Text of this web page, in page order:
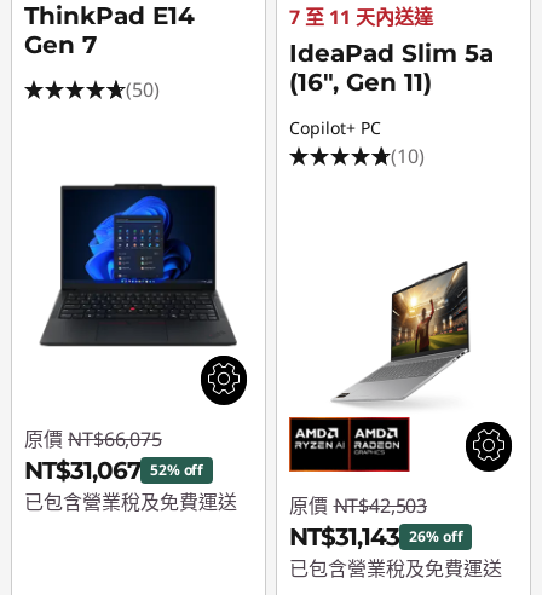
ThinkPad E14
Gen 7
(50)
原價 NT$66,075
NT$31,067 52% off
已包含營業稅及免費運送
7 至 11 天內送達
IdeaPad Slim 5a
(16", Gen 11)
Copilot+ PC
(10)
原價 NT$42,503
NT$31,143 26% off
已包含營業稅及免費運送